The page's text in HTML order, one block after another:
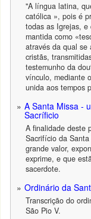
"A língua latina,
católica », pois é
todas as Igrejas, e
mantida como
através da qual se
cristãs,
testemunho da
vínculo, mediante
unida aos tempos
A Santa Missa -
Sacríficio
A finalidade deste
Sacrifício da
grande valor,
exprime, e que
sacerdote.
Ordinário da
Transcrição do
São Pio V.